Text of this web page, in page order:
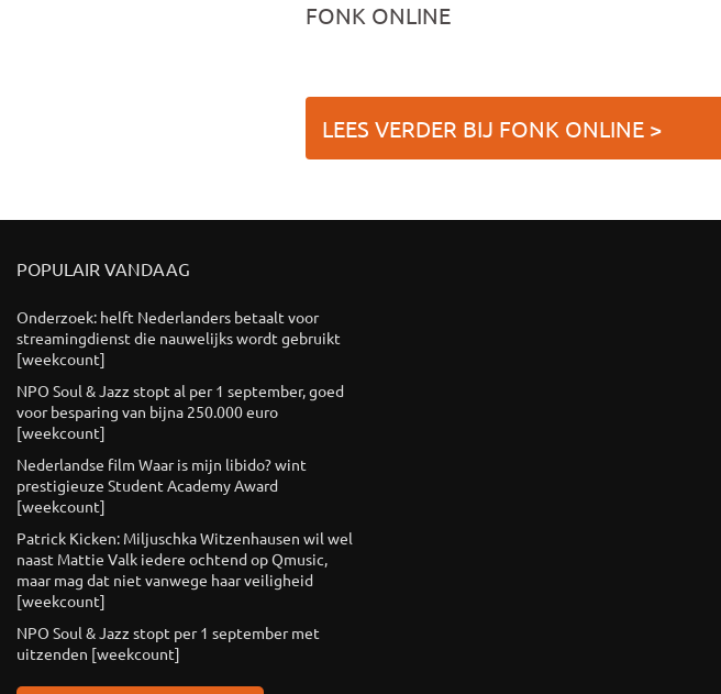
FONK ONLINE
LEES VERDER BIJ FONK ONLINE >
POPULAIR VANDAAG
Onderzoek: helft Nederlanders betaalt voor
streamingdienst die nauwelijks wordt gebruikt
[weekcount]
NPO Soul & Jazz stopt al per 1 september, goed
voor besparing van bijna 250.000 euro
[weekcount]
Nederlandse film Waar is mijn libido? wint
prestigieuze Student Academy Award
[weekcount]
Patrick Kicken: Miljuschka Witzenhausen wil wel
naast Mattie Valk iedere ochtend op Qmusic,
maar mag dat niet vanwege haar veiligheid
[weekcount]
NPO Soul & Jazz stopt per 1 september met
uitzenden [weekcount]